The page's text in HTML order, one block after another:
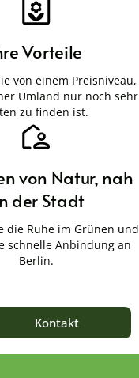
Vorteile
von einem Preisniveau,
Umland nur noch sehr
zu finden ist.
von Natur, nah
der Stadt
die Ruhe im Grünen und
schnelle Anbindung an
Berlin.
Kontakt